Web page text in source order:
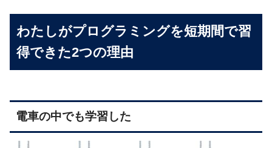
わたしがプログラミングを短期間で習
得できた2つの理由
電車の中でも学習した